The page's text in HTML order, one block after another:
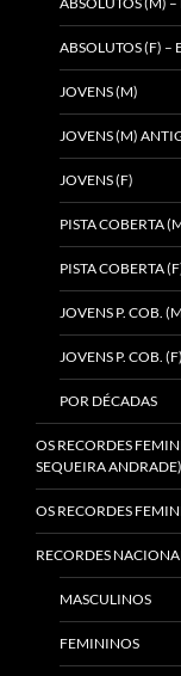
ABSOLUTOS (F) –
JOVENS (M)
JOVENS (M)
JOVENS (F)
PISTA COBERTA
PISTA COBERTA
JOVENS P. COB.
JOVENS P. COB. (F)
POR DÉCADAS
OS RECORDES
SEQUEIRA ANDRADE)
OS RECORDES
RECORDES
MASCULINOS
FEMININOS